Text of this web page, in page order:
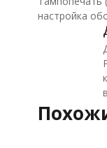
настройка